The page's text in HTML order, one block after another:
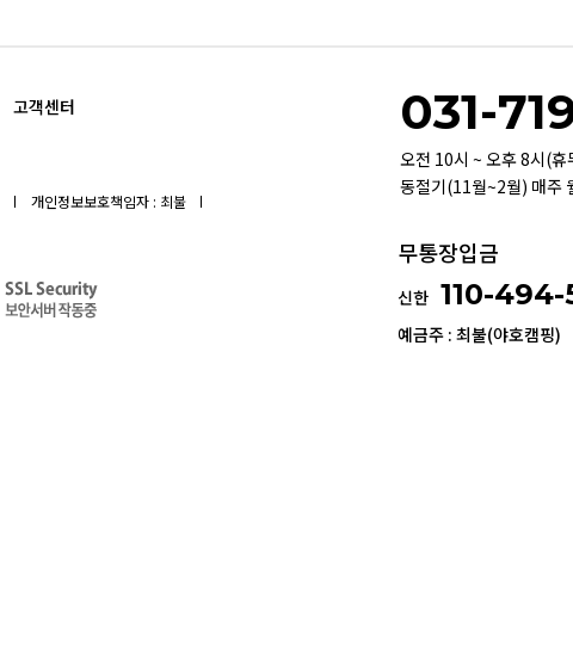
고객센터
개인정보보호책임자 : 최불
031-
오전 10시 ~ 오후 8시(
동절기(11월~2월) 매주
무통장입금
신한 110-
예금주 : 최불(야호캠핑)